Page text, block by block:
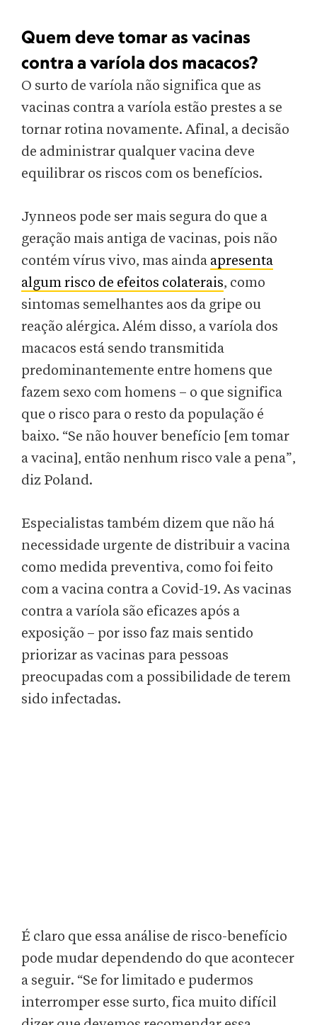
Quem deve tomar as vacinas
contra a varíola dos macacos?
O surto de varíola não significa que as
vacinas contra a varíola estão prestes a se
tornar rotina novamente. Afinal, a decisão
de administrar qualquer vacina deve
equilibrar os riscos com os benefícios.
Jynneos pode ser mais segura do que a
geração mais antiga de vacinas, pois não
contém vírus vivo, mas ainda apresenta
algum risco de efeitos colaterais, como
sintomas semelhantes aos da gripe ou
reação alérgica. Além disso, a varíola dos
macacos está sendo transmitida
predominantemente entre homens que
fazem sexo com homens – o que significa
que o risco para o resto da população é
baixo. “Se não houver benefício [em tomar
a vacina], então nenhum risco vale a pena”,
diz Poland.
Especialistas também dizem que não há
necessidade urgente de distribuir a vacina
como medida preventiva, como foi feito
com a vacina contra a Covid-19. As vacinas
contra a varíola são eficazes após a
exposição – por isso faz mais sentido
priorizar as vacinas para pessoas
preocupadas com a possibilidade de terem
sido infectadas.
É claro que essa análise de risco-benefício
pode mudar dependendo do que acontecer
a seguir. “Se for limitado e pudermos
interromper esse surto, fica muito difícil